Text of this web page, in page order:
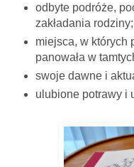
odbyte podróże,
zakładania rodziny;
miejsca, w których
panowała w
swoje dawne i
ulubione potrawy i